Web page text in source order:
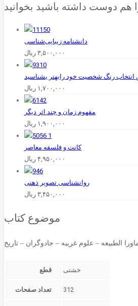
هم دوست داشته باشید بخوانید
دانشنامه زیبایی‌شناسی
۳,۵۰۰,۰۰۰ ریال
انتخاب رنگ شخصیت خود رابهتر بشناسید
۱,۷۰۰,۰۰۰ ریال
مفهوم زمان و چند اثر دیگر
۱,۹۰۰,۰۰۰ ریال
کانت‌ و فلسفه‌ معاصر
۴,۹۵۰,۰۰۰ ریال
روانشناسی تصویر ذهنی
۳,۴۵۰,۰۰۰ ریال
موضوع کتاب
الطبیعه – علوم غریبه – جادوگران – تاریخ
قطع
تعداد صفحات 312